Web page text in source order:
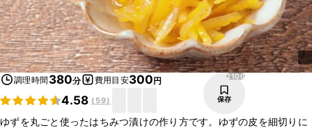
調理時間 380分 費用目安300円
4.58 ( 59)
2100
保存
ゆずを丸ごと使ったはちみつ漬けの作り方です。ゆずの皮を細切りに